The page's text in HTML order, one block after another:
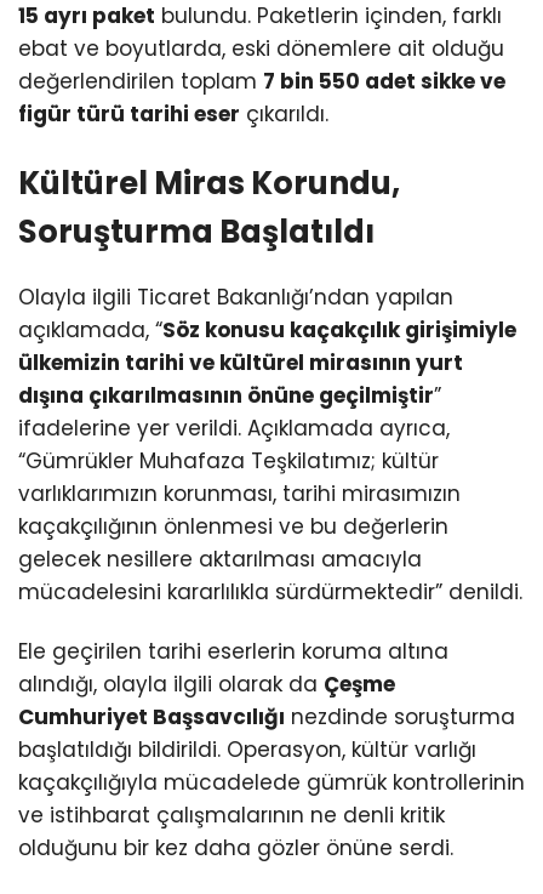
15 ayrı paket bulundu. Paketlerin içinden, farklı
ebat ve boyutlarda, eski dönemlere ait olduğu
değerlendirilen toplam 7 bin 550 adet sikke ve
figür türü tarihi eser çıkarıldı.
Kültürel Miras Korundu,
Soruşturma Başlatıldı
Olayla ilgili Ticaret Bakanlığı’ndan yapılan
açıklamada, “Söz konusu kaçakçılık girişimiyle
ülkemizin tarihi ve kültürel mirasının yurt
dışına çıkarılmasının önüne geçilmiştir”
ifadelerine yer verildi. Açıklamada ayrıca,
“Gümrükler Muhafaza Teşkilatımız; kültür
varlıklarımızın korunması, tarihi mirasımızın
kaçakçılığının önlenmesi ve bu değerlerin
gelecek nesillere aktarılması amacıyla
mücadelesini kararlılıkla sürdürmektedir” denildi.
Ele geçirilen tarihi eserlerin koruma altına
alındığı, olayla ilgili olarak da Çeşme
Cumhuriyet Başsavcılığı nezdinde soruşturma
başlatıldığı bildirildi. Operasyon, kültür varlığı
kaçakçılığıyla mücadelede gümrük kontrollerinin
ve istihbarat çalışmalarının ne denli kritik
olduğunu bir kez daha gözler önüne serdi.